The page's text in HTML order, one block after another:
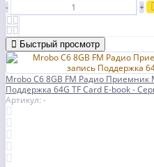
-
+
Быстрый просмотр
Mrobo C6 8GB FM Радио Приемник
Поддержка 64G TF Card E-book -
Артикул: -